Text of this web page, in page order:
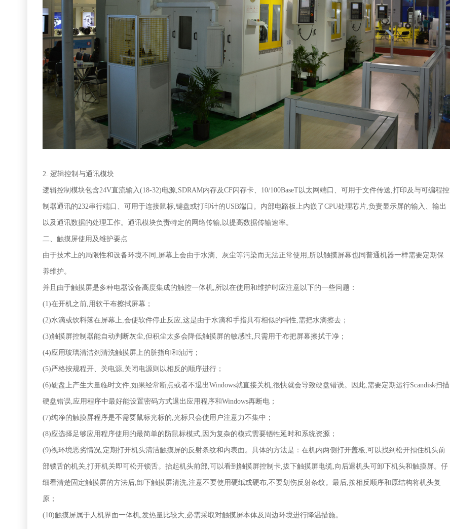
2. 逻辑控制与通讯模块
逻辑控制模块包含24V直流输入(18-32)电源,SDRAM内存及CF闪存卡、10/100BaseT以太网端口、可用于文件传送,打印及与可编程控
制器通讯的232串行端口、可用于连接鼠标,键盘或打印计的USB端口。内部电路板上内嵌了CPU处理芯片,负责显示屏的输入、输出
以及通讯数据的处理工作。通讯模块负责特定的网络传输,以提高数据传输速率。
二、 触摸屏使用及维护要点
由于技术上的局限性和设备环境不同,屏幕上会由于水滴、灰尘等污染而无法正常使用,所以触摸屏幕也同普通机器一样需要定期保
养维护。
并且由于触摸屏是多种电器设备高度集成的触控一体机,所以在使用和维护时应注意以下的一些问题：
(1)在开机之前,用软干布擦拭屏幕；
(2)水滴或饮料落在屏幕上,会使软件停止反应,这是由于水滴和手指具有相似的特性,需把水滴擦去；
(3)触摸屏控制器能自动判断灰尘,但积尘太多会降低触摸屏的敏感性,只需用干布把屏幕擦拭干净；
(4)应用玻璃清洁剂清洗触摸屏上的脏指印和油污；
(5)严格按规程开、关电源,关闭电源则以相反的顺序进行；
(6)硬盘上产生大量临时文件,如果经常断点或者不退出Windows就直接关机,很快就会导致硬盘错误。因此,需要定期运行Scandisk扫描
硬盘错误,应用程序中最好能设置密码方式退出应用程序和Windows再断电；
(7)纯净的触摸屏程序是不需要鼠标光标的,光标只会使用户注意力不集中；
(8)应选择足够应用程序使用的最简单的防鼠标模式,因为复杂的模式需要牺牲延时和系统资源；
(9)视环境恶劣情况,定期打开机头清洁触摸屏的反射条纹和内表面。具体的方法是：在机内两侧打开盖板,可以找到松开扣住机头前
部锁舌的机关,打开机关即可松开锁舌。抬起机头前部,可以看到触摸屏控制卡,拔下触摸屏电缆,向后退机头可卸下机头和触摸屏。仔
细看清楚固定触摸屏的方法后,卸下触摸屏清洗,注意不要使用硬纸或硬布,不要划伤反射条纹。最后,按相反顺序和原结构将机头复
原；
(10)触摸屏属于人机界面一体机,发热量比较大,必需采取对触摸屏本体及周边环境进行降温措施。